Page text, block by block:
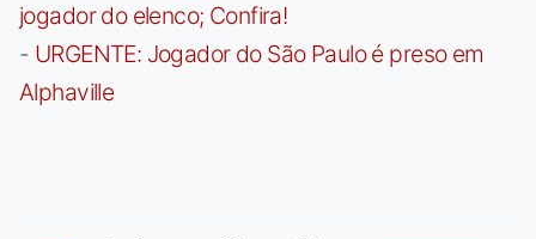
jogador do elenco; Confira!
- URGENTE: Jogador do São Paulo é preso em
Alphaville